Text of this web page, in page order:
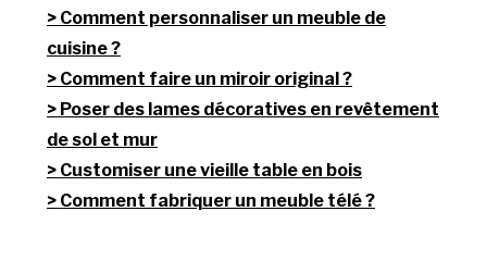
Comment personnaliser un meuble de
cuisine ?
Comment faire un miroir original ?
Poser des lames décoratives en revêtement
de sol et mur
Customiser une vieille table en bois
Comment fabriquer un meuble télé ?